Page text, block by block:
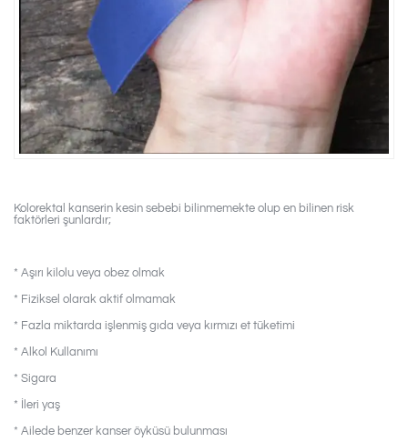
Kolorektal kanserin kesin sebebi bilinmemekte olup en bilinen risk
faktörleri şunlardır;
* Aşırı kilolu veya obez olmak
* Fiziksel olarak aktif olmamak
* Fazla miktarda işlenmiş gıda veya kırmızı et tüketimi
* Alkol Kullanımı
* Sigara
* İleri yaş
* Ailede benzer kanser öyküsü bulunması